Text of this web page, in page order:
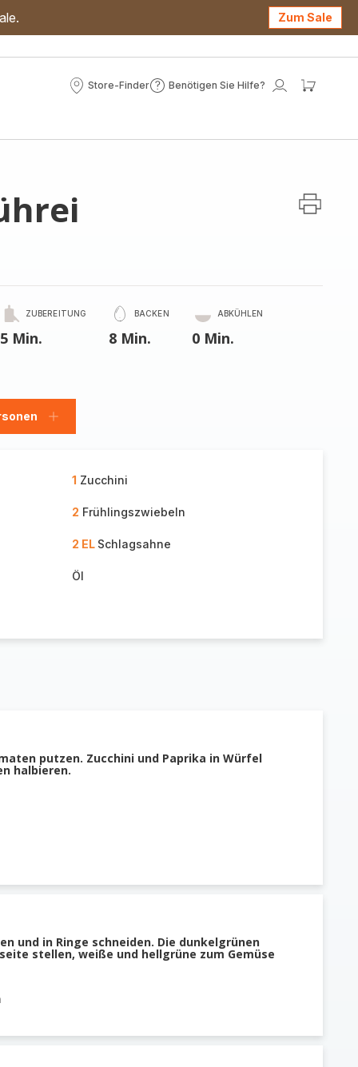
Zum Sale
Store-Finder
Store-
Benötigen Sie Hilfe?
Benötigen
Mein
ZUBEREITUNG
5 Min.
BACKEN
8 Min.
ABKÜHLEN
0 Min.
Personen
1 Zucchini
2 Frühlingszwiebeln
2 EL Schlagsahne
Öl
putzen. Zucchini und Paprika in Würfel
halbieren.
und in Ringe schneiden. Die dunkelgrünen
stellen, weiße und hellgrüne zum Gemüse